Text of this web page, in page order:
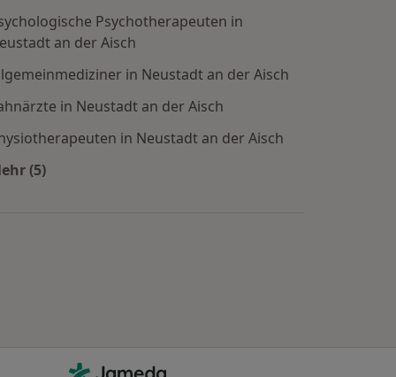
Psychotherapeuten in
an der Aisch
in Neustadt an der Aisch
in Neustadt an der Aisch
in Neustadt an der Aisch
(5)
Jameda - Startseite